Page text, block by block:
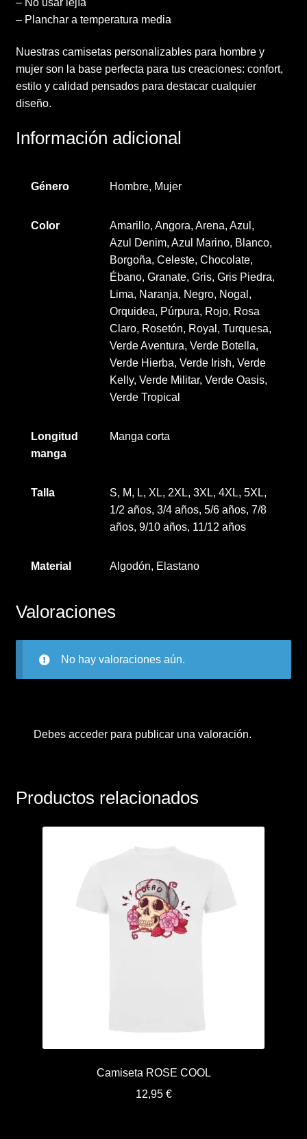
– Planchar a temperatura media
Nuestras camisetas personalizables para hombre y
mujer son la base perfecta para tus creaciones: confort,
estilo y calidad pensados para destacar cualquier
diseño.
Información adicional
Género Hombre, Mujer
Color
Amarillo, Angora, Arena, Azul,
Azul Denim, Azul Marino, Blanco,
Borgoña, Celeste, Chocolate,
Ébano, Granate, Gris, Gris Piedra,
Lima, Naranja, Negro, Nogal,
Orquidea, Púrpura, Rojo, Rosa
Claro, Rosetón, Royal, Turquesa,
Verde Aventura, Verde Botella,
Verde Hierba, Verde Irish, Verde
Kelly, Verde Militar, Verde Oasis,
Verde Tropical
Longitud
manga
Manga corta
Talla
S, M, L, XL, 2XL, 3XL, 4XL, 5XL,
1/2 años, 3/4 años, 5/6 años, 7/8
años, 9/10 años, 11/12 años
Material Algodón, Elastano
Valoraciones
No hay valoraciones aún.
Debes accederpara publicar una valoración.
Productos relacionados
Camiseta ROSE COOL
12,95 €